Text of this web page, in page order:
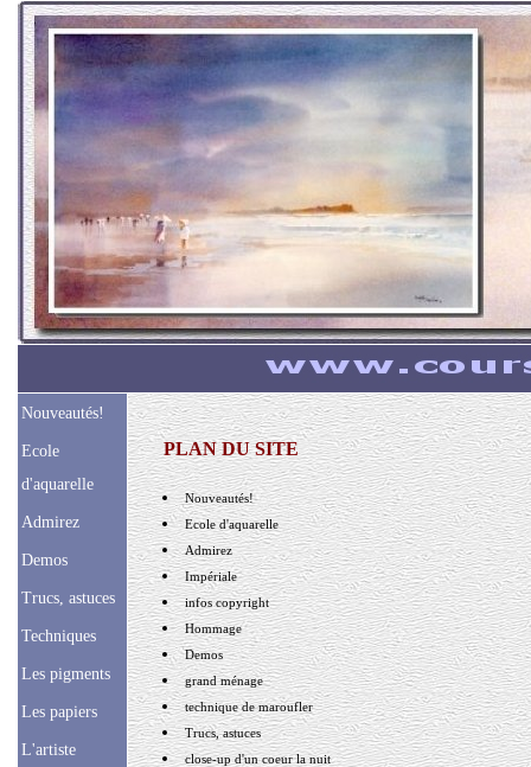
Nouveautés!
Ecole
d'aquarelle
Admirez
Demos
Trucs, astuces
Techniques
Les pigments
Les papiers
L'artiste
PLAN DU SITE
Nouveautés!
Ecole d'aquarelle
Admirez
Impériale
infos copyright
Hommage
Demos
grand ménage
technique de maroufler
Trucs, astuces
close-up d'un coeur la nuit